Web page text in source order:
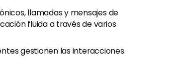
llamadas y mensajes de
fluida a través de varios
gestionen las interacciones